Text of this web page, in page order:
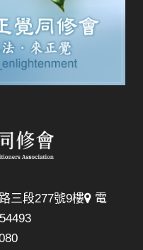
三段277號9樓
電